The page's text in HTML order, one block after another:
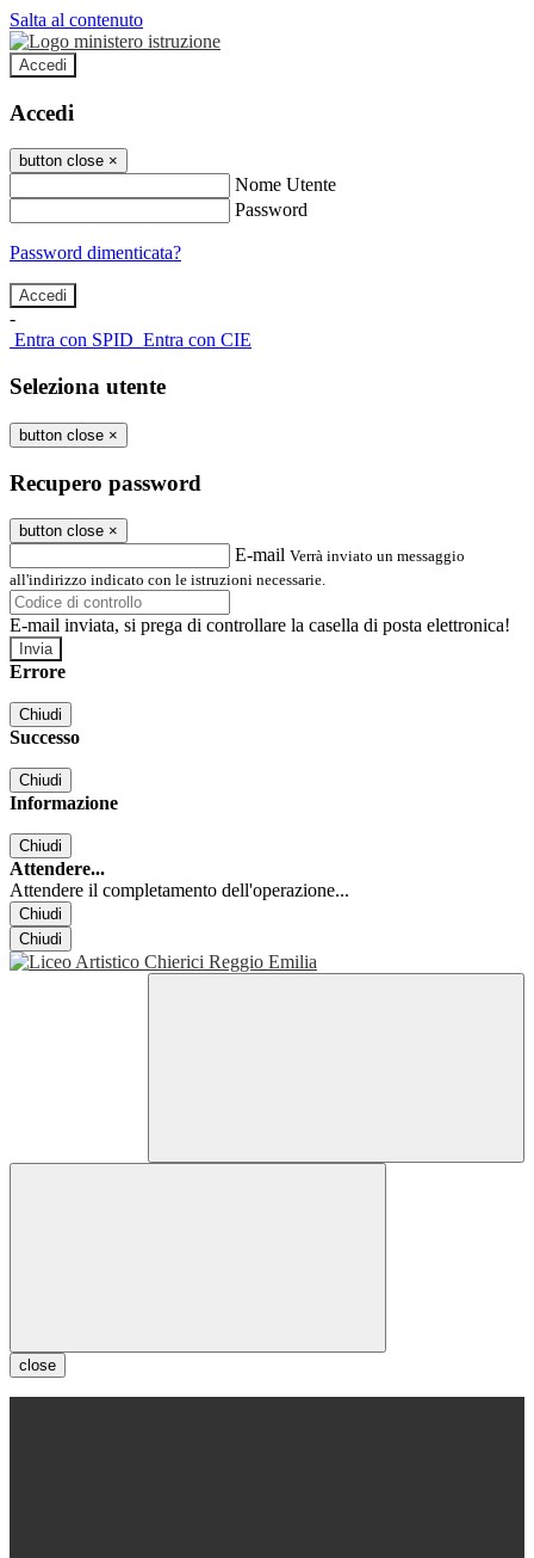
Salta al contenuto
Accedi
Accedi
button close ×
Nome Utente
Password
Password dimenticata?
-
Entra con SPID Entra con CIE
Seleziona utente
button close ×
Recupero password
button close ×
E-mail Verrà inviato un messaggio
all'indirizzo indicato con le istruzioni necessarie.
E-mail inviata, si prega di controllare la casella di posta elettronica!
Errore
Chiudi
Successo
Chiudi
Informazione
Chiudi
Attendere...
Attendere il completamento dell'operazione...
Chiudi
Chiudi
close